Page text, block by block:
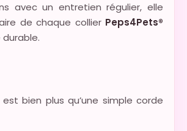
avec un entretien régulier, elle
de chaque collier Peps4Pets®
bien plus qu’une simple corde